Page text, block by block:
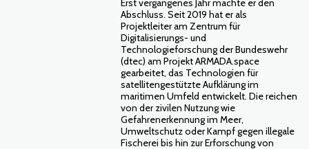
Erst vergangenes Jahr machte er den
Abschluss. Seit 2019 hat er als
Projektleiter am Zentrum für
Digitalisierungs- und
Technologieforschung der Bundeswehr
(dtec) am Projekt ARMADA.space
gearbeitet, das Technologien für
satellitengestützte Aufklärung im
maritimen Umfeld entwickelt. Die reichen
von der zivilen Nutzung wie
Gefahrenerkennung im Meer,
Umweltschutz oder Kampf gegen illegale
Fischerei bis hin zur Erforschung von